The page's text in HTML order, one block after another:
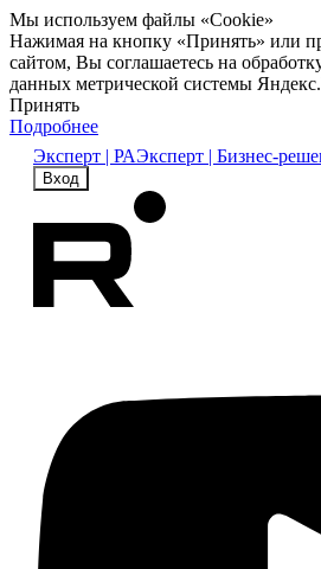
Мы используем файлы «Cookie»
Нажимая на кнопку «Принять» или
сайтом, Вы соглашаетесь на
данных метрической системы
Принять
Подробнее
Эксперт | РАЭксперт | Бизнес-
Вход